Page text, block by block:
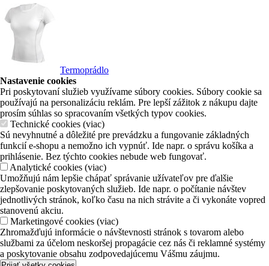
Termoprádlo
Nastavenie cookies
Pri poskytovaní služieb využívame súbory cookies. Súbory cookie sa
používajú na personalizáciu reklám. Pre lepší zážitok z nákupu dajte
prosím súhlas so spracovaním všetkých typov cookies.
Technické cookies (viac)
Sú nevyhnutné a dôležité pre prevádzku a fungovanie základných
funkcií e-shopu a nemožno ich vypnúť. Ide napr. o správu košíka a
prihlásenie. Bez týchto cookies nebude web fungovať.
Analytické cookies (viac)
Umožňujú nám lepšie chápať správanie užívateľov pre ďalšie
zlepšovanie poskytovaných služieb. Ide napr. o počítanie návštev
jednotlivých stránok, koľko času na nich strávite a či vykonáte vopred
stanovenú akciu.
Marketingové cookies (viac)
Zhromažďujú informácie o návštevnosti stránok s tovarom alebo
službami za účelom neskoršej propagácie cez nás či reklamné systémy
a poskytovanie obsahu zodpovedajúcemu Vášmu záujmu.